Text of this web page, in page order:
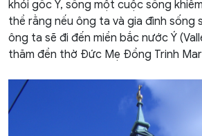
khói gốc Ý, sống một cuộc sống
thề rằng nếu ông ta và gia đình sống
ông ta sẽ đi đến miền bắc nước Ý
thăm đền thờ Đức Mẹ Đồng Trinh